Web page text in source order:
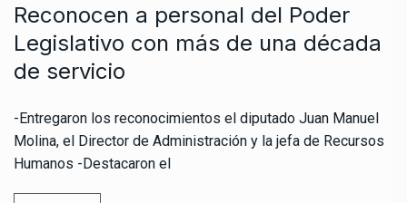
Reconocen a personal del Poder
Legislativo con más de una década
de servicio
-Entregaron los reconocimientos el diputado Juan Manuel
Molina, el Director de Administración y la jefa de Recursos
Humanos -Destacaron el